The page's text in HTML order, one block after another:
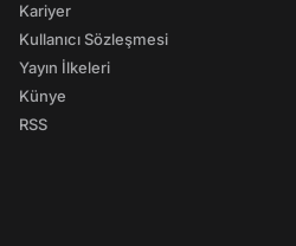
Kariyer
Kullanıcı Sözleşmesi
Yayın İlkeleri
Künye
RSS